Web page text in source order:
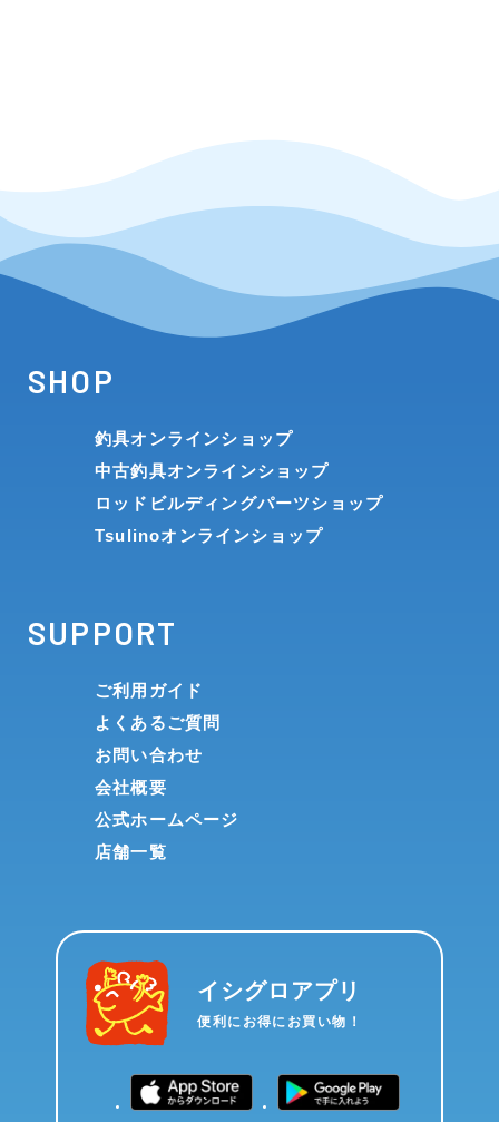
SHOP
釣具オンラインショップ
中古釣具オンラインショップ
ロッドビルディングパーツショップ
Tsulinoオンラインショップ
SUPPORT
ご利用ガイド
よくあるご質問
お問い合わせ
会社概要
公式ホームページ
店舗一覧
イシグロアプリ
便利にお得にお買い物！